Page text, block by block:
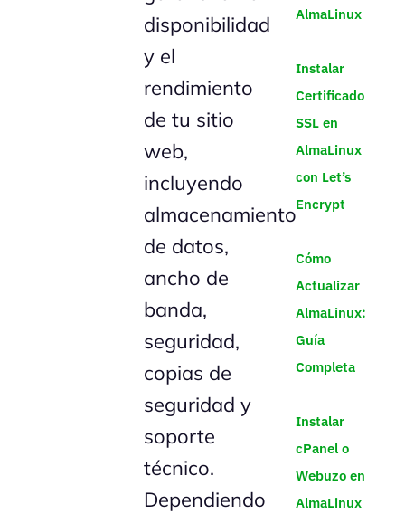
disponibilidad
y el
rendimiento
de tu sitio
web,
incluyendo
almacenamiento
de datos,
ancho de
banda,
seguridad,
copias de
seguridad y
soporte
técnico.
Dependiendo
AlmaLinux
Instalar
Certificado
SSL en
AlmaLinux
con Let’s
Encrypt
Cómo
Actualizar
AlmaLinux:
Guía
Completa
Instalar
cPanel o
Webuzo en
AlmaLinux